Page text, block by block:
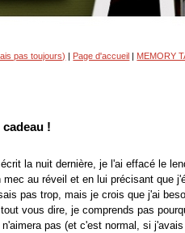
pas toujours) | Page d'accueil | MEMORY
!
la nuit dernière, je l'ai effacé le
au réveil et en lui précisant que
pas trop, mais je crois que j'ai
vous dire, je comprends pas
pas (et c'est normal, si